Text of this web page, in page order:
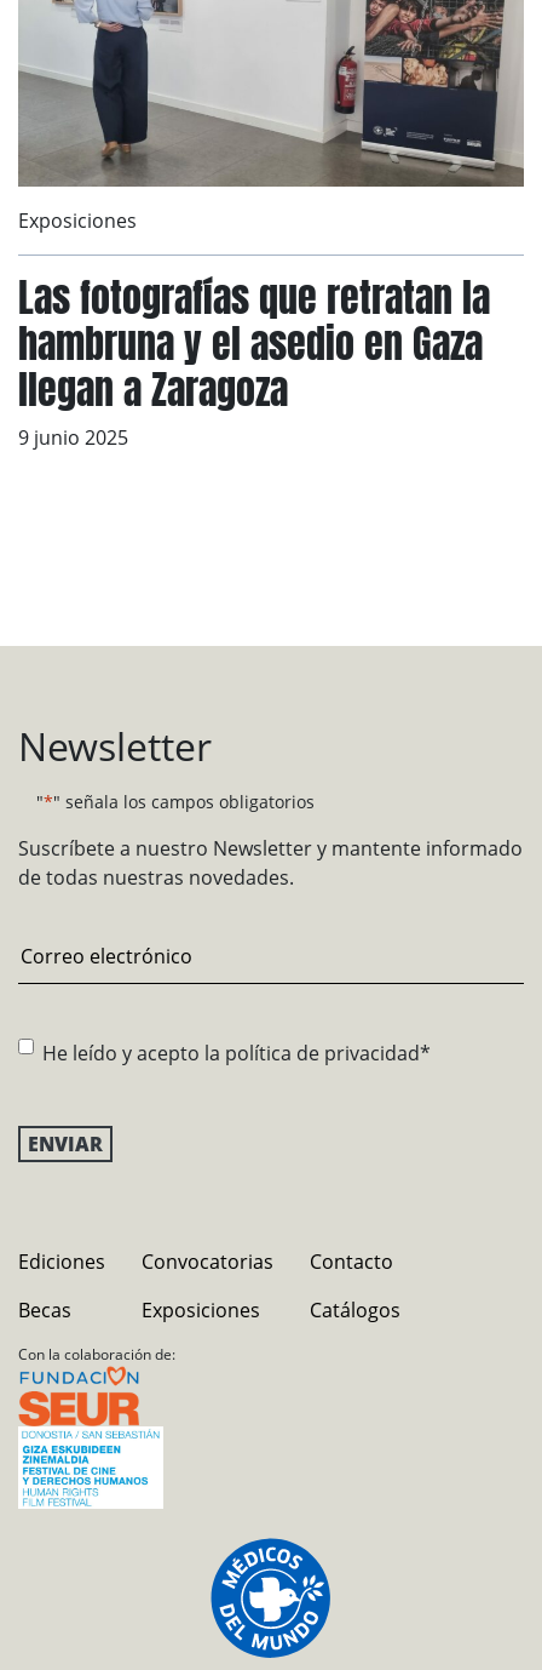
Exposiciones
Las fotografías que retratan la
hambruna y el asedio en Gaza
llegan a Zaragoza
9 junio 2025
Newsletter
"*" señala los campos obligatorios
Suscríbete a nuestro Newsletter y mantente informado
de todas nuestras novedades.
Email*
Consentimiento*
He leído y acepto la política de privacidad*
Ediciones
Becas
Convocatorias
Exposiciones
Contacto
Catálogos
Con la colaboración de: